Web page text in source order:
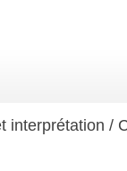
interprétation /